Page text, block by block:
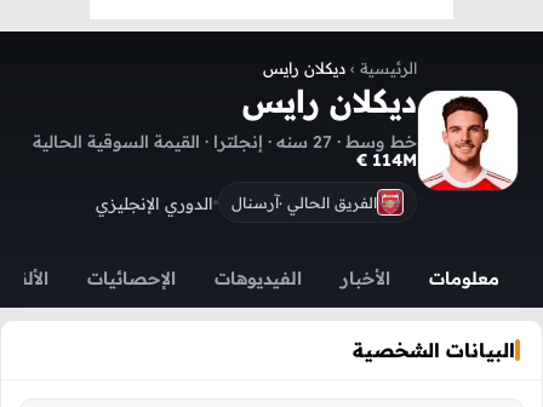
الرئيسية › ديكلان رايس
ديكلان رايس
خط وسط · 27 سنه · إنجلترا · القيمة السوقية الحالية
114M €
الفريق الحالي ·آرسنال الدوري الإنجليزي
معلومات الأخبار الفيديوهات الإحصائيات
البيانات الشخصية